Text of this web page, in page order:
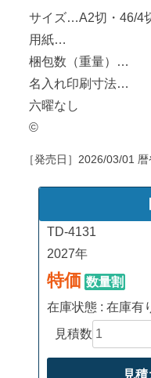
サイズ…A2切・46/4
用紙…
梱包数（重量）…
名入れ印刷寸法…
六曜なし
©
［発売日］ 2026/03/01
TD-4131
2027年
特価 数量割
在庫状態 : 在庫有
見積数